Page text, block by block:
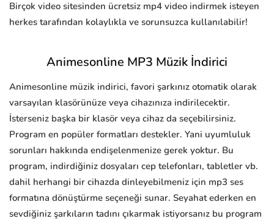
Birçok video sitesinden ücretsiz mp4 video indirmek isteyen
herkes tarafından kolaylıkla ve sorunsuzca kullanılabilir!
Animesonline MP3 Müzik İndirici
Animesonline müzik indirici, favori şarkınız otomatik olarak
varsayılan klasörünüze veya cihazınıza indirilecektir.
İsterseniz başka bir klasör veya cihaz da seçebilirsiniz.
Program en popüler formatları destekler. Yani uyumluluk
sorunları hakkında endişelenmenize gerek yoktur. Bu
program, indirdiğiniz dosyaları cep telefonları, tabletler vb.
dahil herhangi bir cihazda dinleyebilmeniz için mp3 ses
formatına dönüştürme seçeneği sunar. Seyahat ederken en
sevdiğiniz şarkıların tadını çıkarmak istiyorsanız bu program